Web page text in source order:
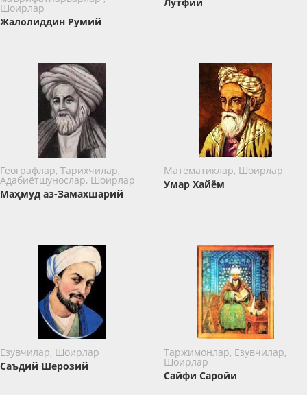
Шоирлар
Жалолиддин Румий
Географлар, Тарихчилар,
Адабиётшунослар, Шоирлар
Маҳмуд аз-Замахшарий
Математиклар, Шоирлар
Умар Хайём
Ёзувчилар, Шоирлар
Саъдий Шерозий
Таржимонлар, Ёзувчилар,
Шоирлар
Сайфи Саройи